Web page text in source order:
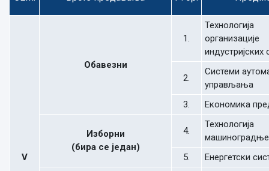
V
Обавезни
1.
Технологија
организације
индустријских
2.
Системи
управљања
3.
Економика
Изборни
(бира се један)
4.
Технологија
машиноградње
5.
Енергетски